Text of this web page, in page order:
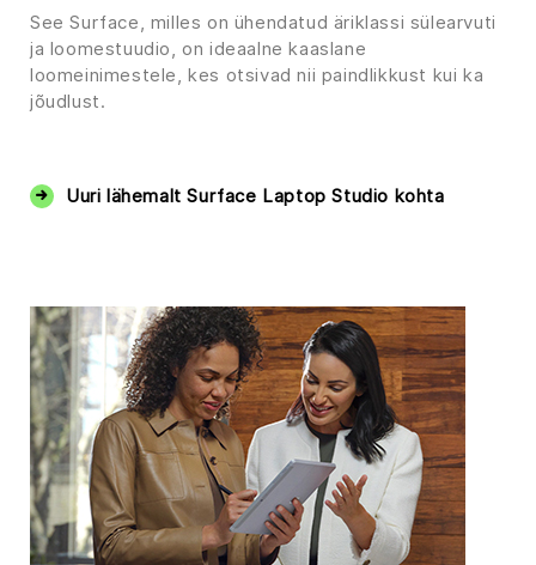
See Surface, milles on ühendatud äriklassi sülearvuti
ja loomestuudio, on ideaalne kaaslane
loomeinimestele, kes otsivad nii paindlikkust kui ka
jõudlust.
Uuri lähemalt Surface Laptop Studio kohta